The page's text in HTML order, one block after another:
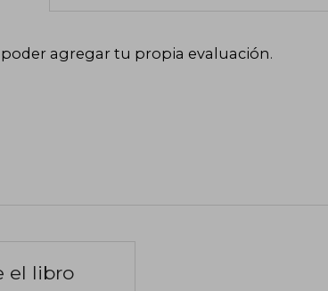
agregar tu propia evaluación.
el libro